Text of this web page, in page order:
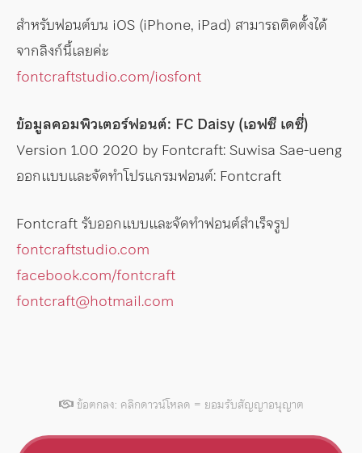
สำหรับฟอนต์บน iOS (iPhone, iPad) สามารถติดตั้งได้
จากลิงก์นี้เลยค่ะ
fontcraftstudio.com/iosfont
ข้อมูลคอมพิวเตอร์ฟอนต์: FC Daisy (เอฟซี เดซี่)
Version 1.00 2020 by Fontcraft: Suwisa Sae-ueng
ออกแบบและจัดทำโปรแกรมฟอนต์: Fontcraft
Fontcraft รับออกแบบและจัดทำฟอนต์สำเร็จรูป
fontcraftstudio.com
facebook.com/fontcraft
fontcraft@hotmail.com
ข้อตกลง: คลิกดาวน์โหลด = ยอมรับสัญญาอนุญาต